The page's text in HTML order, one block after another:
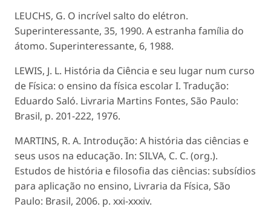
LEUCHS, G. O incrível salto do elétron.
Superinteressante, 35, 1990. A estranha família do
átomo. Superinteressante, 6, 1988.
LEWIS, J. L. História da Ciência e seu lugar num curso
de Física: o ensino da física escolar I. Tradução:
Eduardo Saló. Livraria Martins Fontes, São Paulo:
Brasil, p. 201-222, 1976.
MARTINS, R. A. Introdução: A história das ciências e
seus usos na educação. In: SILVA, C. C. (org.).
Estudos de história e filosofia das ciências: subsídios
para aplicação no ensino, Livraria da Física, São
Paulo: Brasil, 2006. p. xxi-xxxiv.